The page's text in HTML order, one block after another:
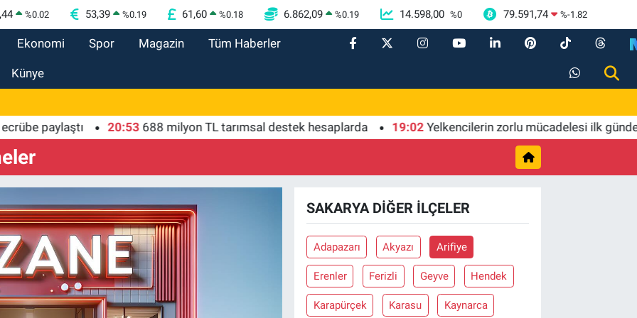
%0.02 53,39 %0.19 61,60 %0.18 6.862,09 %0.19 14.598,00 %0 79.591,74 %-1.82
Ekonomi Spor Magazin Tüm Haberler
Künye
paylaştı 20:53 688 milyon TL tarımsal destek hesaplarda 19:02 Yelkencilerin zorlu mücadelesi ilk günde
SAKARYA DIĞER İLÇELER
Adapazarı Akyazı Arifiye
Erenler Ferizli Geyve Hendek
Karapürçek Karasu Kaynarca